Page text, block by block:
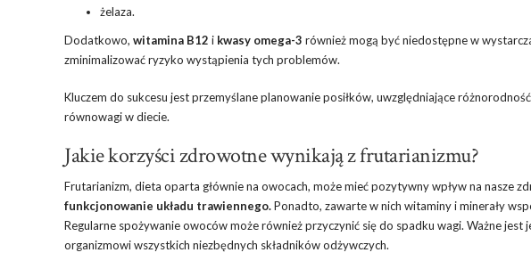
żelaza.
Dodatkowo, witamina B12 i kwasy omega-3 również mogą być niedostępne w
zminimalizować ryzyko wystąpienia tych problemów.
Kluczem do sukcesu jest przemyślane planowanie posiłków, uwzględniające
równowagi w diecie.
Jakie korzyści zdrowotne wynikają z frutarianizmu?
Frutarianizm, dieta oparta głównie na owocach, może mieć pozytywny wpływ na nasze
funkcjonowanie układu trawiennego.Ponadto, zawarte w nich witaminy i minerały
Regularne spożywanie owoców może również przyczynić się do spadku wagi. Ważne
organizmowi wszystkich niezbędnych składników odżywczych.